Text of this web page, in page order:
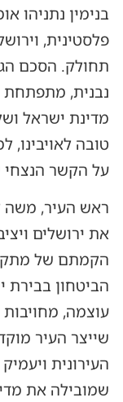
בנימין נתניהו
פלסטינית,
תחולק. הסכם
נבנית,
מדינת ישראל
טובה
על הקשר הנצחי
ראש העיר, משה
את ירושלים
הקמתם של
הביטחון
עוצמה,
שייצר העיר
העירונית
שמובילה את